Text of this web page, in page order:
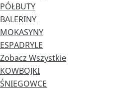
PÓŁBUTY
BALERINY
MOKASYNY
ESPADRYLE
Zobacz Wszystkie
KOWBOJKI
ŚNIEGOWCE